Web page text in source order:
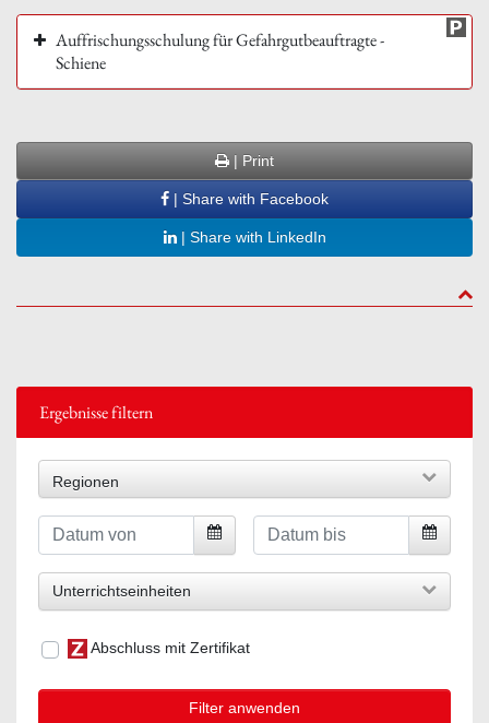
Auffrischungsschulung für Gefahrgutbeauftragte -
Schiene
| Print
| Share with Facebook
| Share with LinkedIn
to
Ergebnisse filtern
Regionen
Unterrichtseinheiten
Abschluss mit Zertifikat
Filter anwenden